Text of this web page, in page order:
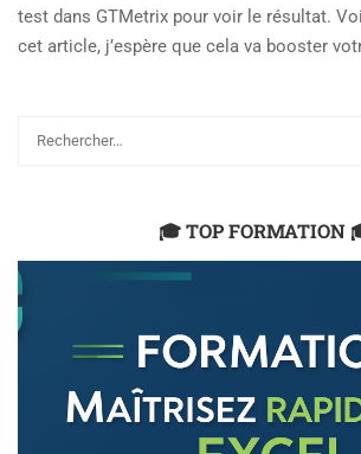
test dans GTMetrix pour voir le résultat.
cet article, j’espère que cela va booster
🎓 TOP FORMATION